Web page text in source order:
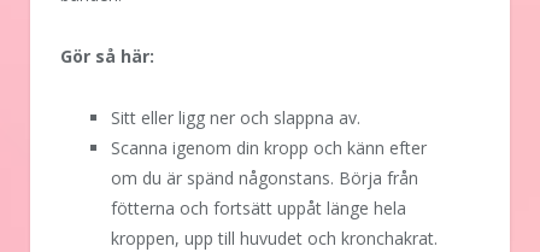
Gör så här:
Sitt eller ligg ner och slappna av.
Scanna igenom din kropp och känn efter
om du är spänd någonstans. Börja från
fötterna och fortsätt uppåt länge hela
kroppen, upp till huvudet och kronchakrat.